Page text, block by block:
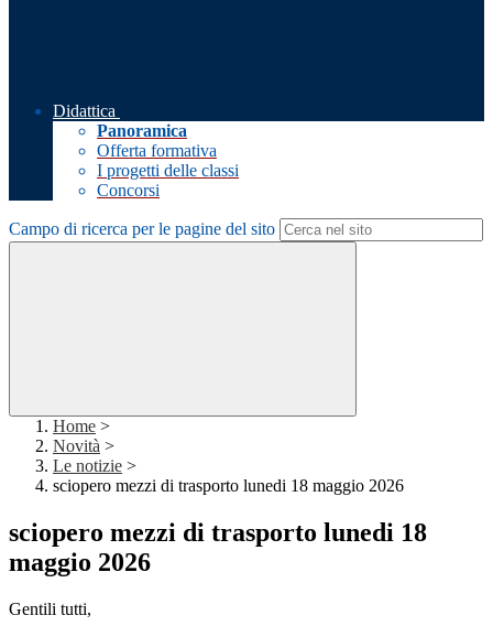
Didattica
Panoramica
Offerta formativa
I progetti delle classi
Concorsi
Campo di ricerca per le pagine del sito
Home >
Novità >
Le notizie >
sciopero mezzi di trasporto lunedi 18 maggio 2026
sciopero mezzi di trasporto lunedi 18
maggio 2026
Gentili tutti,